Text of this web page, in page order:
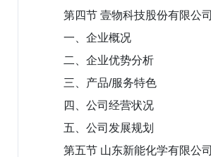
第四节 壹物科技股份有限公司
一、企业概况
二、企业优势分析
三、产品/服务特色
四、公司经营状况
五、公司发展规划
第五节 山东新能化学有限公司